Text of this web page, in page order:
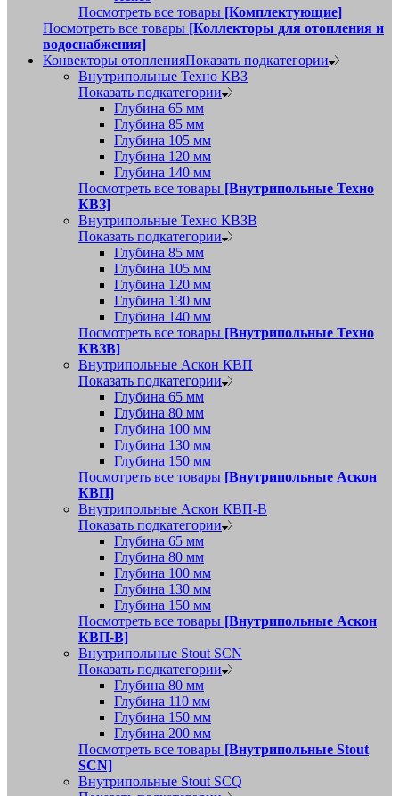
Посмотреть все товары [Комплектующие]
Посмотреть все товары [Коллекторы для отопления и
водоснабжения]
Конвекторы отопленияПоказать подкатегории
Внутрипольные Техно КВЗ
Показать подкатегории
Глубина 65 мм
Глубина 85 мм
Глубина 105 мм
Глубина 120 мм
Глубина 140 мм
Посмотреть все товары [Внутрипольные Техно
КВЗ]
Внутрипольные Техно КВЗВ
Показать подкатегории
Глубина 85 мм
Глубина 105 мм
Глубина 120 мм
Глубина 130 мм
Глубина 140 мм
Посмотреть все товары [Внутрипольные Техно
КВЗВ]
Внутрипольные Аскон КВП
Показать подкатегории
Глубина 65 мм
Глубина 80 мм
Глубина 100 мм
Глубина 130 мм
Глубина 150 мм
Посмотреть все товары [Внутрипольные Аскон
КВП]
Внутрипольные Аскон КВП-В
Показать подкатегории
Глубина 65 мм
Глубина 80 мм
Глубина 100 мм
Глубина 130 мм
Глубина 150 мм
Посмотреть все товары [Внутрипольные Аскон
КВП-В]
Внутрипольные Stout SCN
Показать подкатегории
Глубина 80 мм
Глубина 110 мм
Глубина 150 мм
Глубина 200 мм
Посмотреть все товары [Внутрипольные Stout
SCN]
Внутрипольные Stout SCQ